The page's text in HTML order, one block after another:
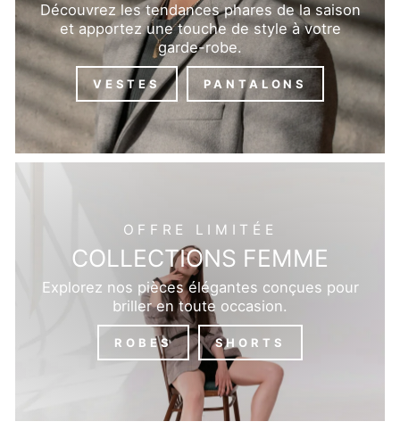
Découvrez les tendances phares de la saison
et apportez une touche de style à votre
garde-robe.
VESTES PANTALONS
OFFRE LIMITÉE
COLLECTIONS FEMME
Explorez nos pièces élégantes conçues pour
briller en toute occasion.
ROBES SHORTS